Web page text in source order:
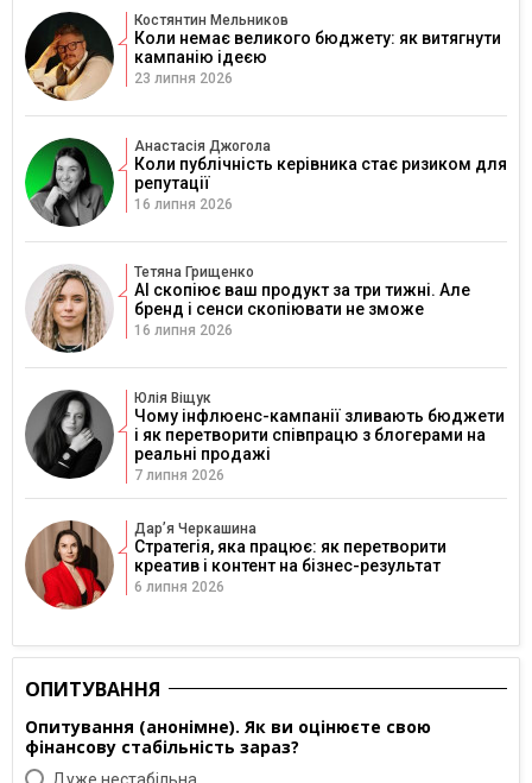
Костянтин Мельников
Коли немає великого бюджету: як витягнути
кампанію ідеєю
23 липня 2026
Анастасія Джогола
Коли публічність керівника стає ризиком для
репутації
16 липня 2026
Тетяна Грищенко
AI скопіює ваш продукт за три тижні. Але
бренд і сенси скопіювати не зможе
16 липня 2026
Юлія Віщук
Чому інфлюенс-кампанії зливають бюджети
і як перетворити співпрацю з блогерами на
реальні продажі
7 липня 2026
Дарʼя Черкашина
Стратегія, яка працює: як перетворити
креатив і контент на бізнес-результат
6 липня 2026
ОПИТУВАННЯ
Опитування (анонімне). Як ви оцінюєте свою
фінансову стабільність зараз?